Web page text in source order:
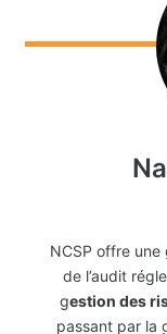
NCSP offre
de l’audit
gestion des
passant par la